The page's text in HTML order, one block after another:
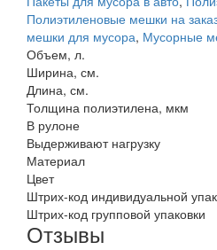
Полиэтиленовые мешки на
мешки для мусора, Мусорные
Объем, л.
Ширина, см.
Длина, см.
Толщина полиэтилена, мкм
В рулоне
Выдерживают нагрузку
Материал
Цвет
Штрих-код индивидуальной
Штрих-код групповой упаковки
Отзывы